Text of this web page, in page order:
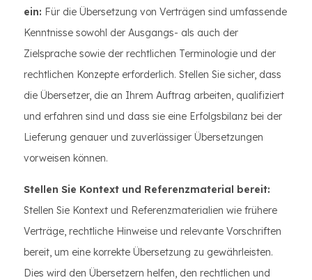
ein: Für die Übersetzung von Verträgen sind umfassende
Kenntnisse sowohl der Ausgangs- als auch der
Zielsprache sowie der rechtlichen Terminologie und der
rechtlichen Konzepte erforderlich. Stellen Sie sicher, dass
die Übersetzer, die an Ihrem Auftrag arbeiten, qualifiziert
und erfahren sind und dass sie eine Erfolgsbilanz bei der
Lieferung genauer und zuverlässiger Übersetzungen
vorweisen können.
Stellen Sie Kontext und Referenzmaterial bereit:
Stellen Sie Kontext und Referenzmaterialien wie frühere
Verträge, rechtliche Hinweise und relevante Vorschriften
bereit, um eine korrekte Übersetzung zu gewährleisten.
Dies wird den Übersetzern helfen, den rechtlichen und